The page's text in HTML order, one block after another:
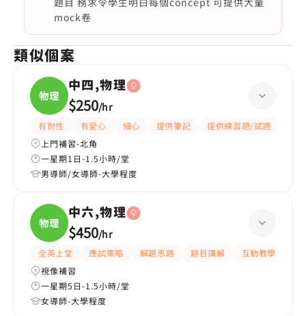
mock卷
類似個案
物理
中四,物理
$250/hr
有耐性 有愛心 細心 提供筆記 提供練習題/試題
上門補習-北角
一星期1日-1.5小時/堂
男導師/女導師-大學程度
物理
中六,物理
$450/hr
全英上堂 應試策略 解題思路 題目講解 互動教學
視像補習
一星期5日-1.5小時/堂
女導師-大學程度